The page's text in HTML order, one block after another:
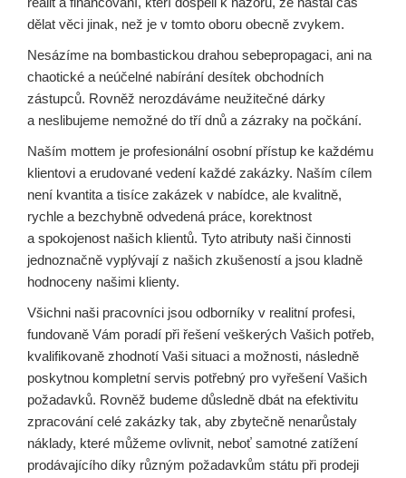
dělat věci jinak, než je v tomto oboru obecně zvykem.
Nesázíme na bombastickou drahou sebepropagaci, ani na
chaotické a neúčelné nabírání desítek obchodních
zástupců. Rovněž nerozdáváme neužitečné dárky
a neslibujeme nemožné do tří dnů a zázraky na počkání.
Naším mottem je profesionální osobní přístup ke každému
klientovi a erudované vedení každé zakázky. Naším cílem
není kvantita a tisíce zakázek v nabídce, ale kvalitně,
rychle a bezchybně odvedená práce, korektnost
a spokojenost našich klientů. Tyto atributy naši činnosti
jednoznačně vyplývají z našich zkušeností a jsou kladně
hodnoceny našimi klienty.
Všichni naši pracovníci jsou odborníky v realitní profesi,
fundovaně Vám poradí při řešení veškerých Vašich potřeb,
kvalifikovaně zhodnotí Vaši situaci a možnosti, následně
poskytnou kompletní servis potřebný pro vyřešení Vašich
požadavků. Rovněž budeme důsledně dbát na efektivitu
zpracování celé zakázky tak, aby zbytečně nenarůstaly
náklady, které můžeme ovlivnit, neboť samotné zatížení
prodávajícího díky různým požadavkům státu při prodeji